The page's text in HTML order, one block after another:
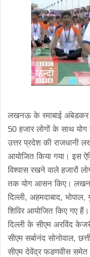
लखनऊ के रमाबाई अंबेडकर
50 हजार लोगों के साथ
उत्तर प्रदेश की राजधानी
आयोजित किया गया। इस
विश्वास रखने वाले हजारों
तक योग आसन किए।
दिल्ली, अहमदाबाद, भोपाल,
शिविर आयोजित किए गए
दिल्ली के सीएम अरविंद
सीएम सर्बानंद सोनोवाल,
सीएम देवेंद्र फडणवीस समेत